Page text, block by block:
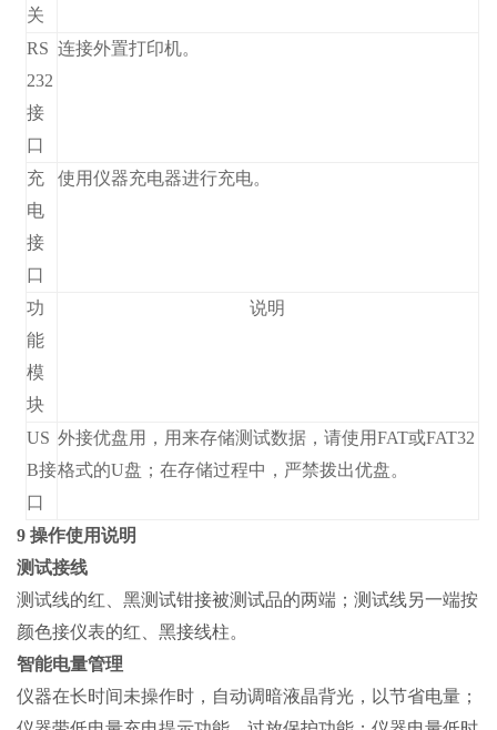
关
RS
232
接
口
连接外置打印机。
充
电
接
口
使用仪器充电器进行充电。
功
能
模
块
说明
US
B接
口
外接优盘用，用来存储测试数据，请使用FAT或FAT32
格式的U盘；在存储过程中，严禁拨出优盘。
9 操作使用说明
测试接线
测试线的红、黑测试钳接被测试品的两端；测试线另一端按
颜色接仪表的红、黑接线柱。
智能电量管理
仪器在长时间未操作时，自动调暗液晶背光，以节省电量；